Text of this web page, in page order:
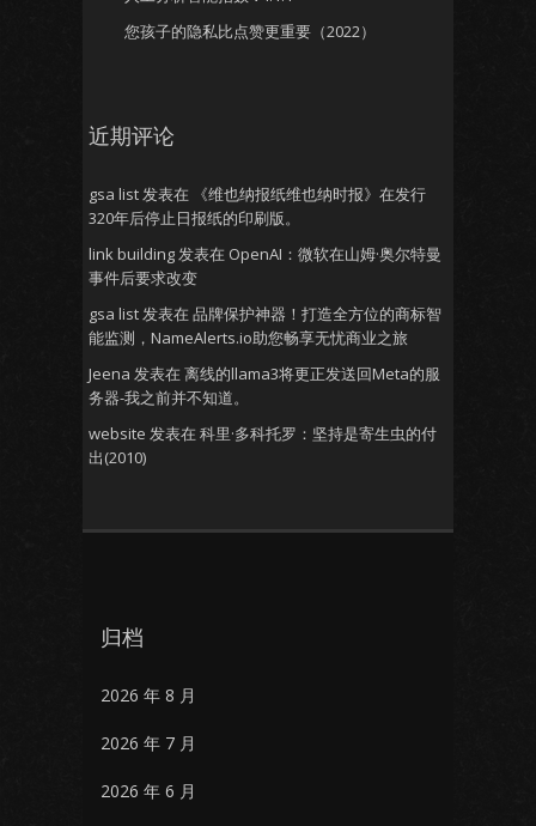
您孩子的隐私比点赞更重要（2022）
近期评论
gsa list发表在
《维也纳报纸维也纳时报》在发行
320年后停止日报纸的印刷版。
link building发表在 OpenAI：微软在山姆·奥尔特曼
事件后要求改变
gsa list发表在 品牌保护神器！打造全方位的商标智
能监测，NameAlerts.io助您畅享无忧商业之旅
Jeena 发表在 离线的llama3将更正发送回Meta的服
务器-我之前并不知道。
website 发表在 科里·多科托罗：坚持是寄生虫的付
出(2010)
归档
2026 年 8 月
2026 年 7 月
2026 年 6 月